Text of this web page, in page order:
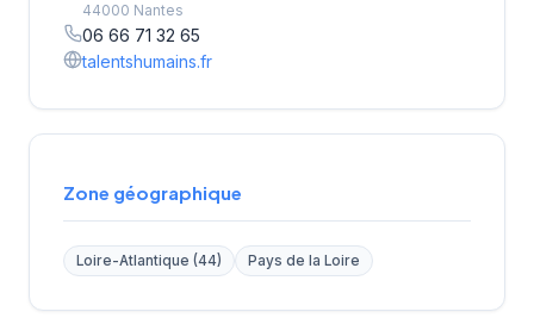
44000 Nantes
06 66 71 32 65
talentshumains.fr
Zone géographique
Loire-Atlantique (44) Pays de la Loire